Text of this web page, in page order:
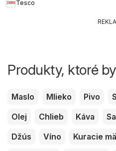
Tesco
Produkty, ktoré
Maslo Mlieko Pivo
Olej
Chlieb Káva
Džús
Víno Kuracie